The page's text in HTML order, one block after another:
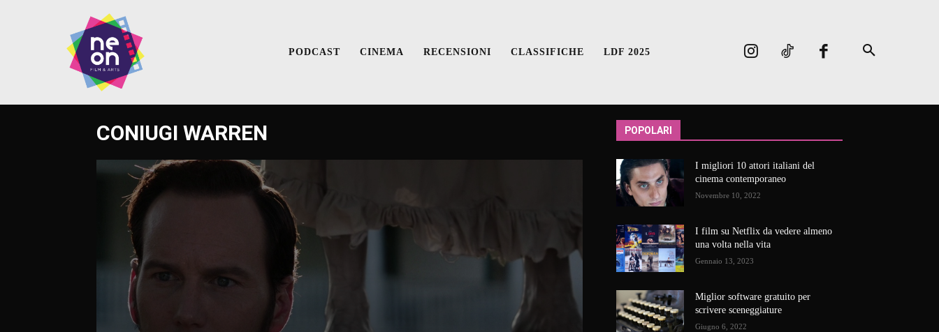
PODCAST CINEMA RECENSIONI CLASSIFICHE LDF 2025
CONIUGI WARREN POPOLARI
I migliori 10 attori italiani del
cinema contemporaneo
Novembre 10, 2022
I film su Netflix da vedere almeno
una volta nella vita
Gennaio 13, 2023
Miglior software gratuito per
scrivere sceneggiature
Giugno 6, 2022